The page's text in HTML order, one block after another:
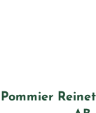
Pommier